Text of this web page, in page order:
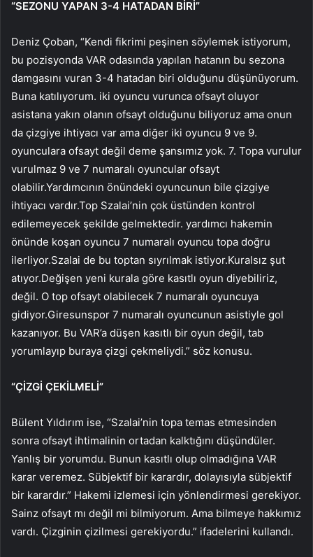
“SEZONU YAPAN 3-4 HATADAN BİRİ”
Deniz Çoban, “Kendi fikrimi peşinen söylemek istiyorum,
bu pozisyonda VAR odasında yapılan hatanın bu sezona
damgasını vuran 3-4 hatadan biri olduğunu düşünüyorum.
Buna katılıyorum. iki oyuncu vurunca ofsayt oluyor
asistana yakın olanın ofsayt olduğunu biliyoruz ama onun
da çizgiye ihtiyacı var ama diğer iki oyuncu 9 ve 9.
oyunculara ofsayt değil deme şansımız yok. 7. Topa vurulur
vurulmaz 9 ve 7 numaralı oyuncular ofsayt
olabilir.Yardımcının önündeki oyuncunun bile çizgiye
ihtiyacı vardır.Top Szalai’nin çok üstünden kontrol
edilemeyecek şekilde gelmektedir. yardımcı hakemin
önünde koşan oyuncu 7 numaralı oyuncu topa doğru
ilerliyor.Szalai de bu toptan sıyrılmak istiyor.Kuralsız şut
atıyor.Değişen yeni kurala göre kasıtlı oyun diyebiliriz,
değil. O top ofsayt olabilecek 7 numaralı oyuncuya
gidiyor.Giresunspor 7 numaralı oyuncunun asistiyle gol
kazanıyor. Bu VAR’a düşen kasıtlı bir oyun değil, tab
yorumlayıp buraya çizgi çekmeliydi.” söz konusu.
“ÇİZGİ ÇEKİLMELİ”
Bülent Yıldırım ise, “Szalai’nin topa temas etmesinden
sonra ofsayt ihtimalinin ortadan kalktığını düşündüler.
Yanlış bir yorumdu. Bunun kasıtlı olup olmadığına VAR
karar veremez. Sübjektif bir karardır, dolayısıyla sübjektif
bir karardır.” Hakemi izlemesi için yönlendirmesi gerekiyor.
Sainz ofsayt mı değil mi bilmiyorum. Ama bilmeye hakkımız
vardı. Çizginin çizilmesi gerekiyordu.” ifadelerini kullandı.